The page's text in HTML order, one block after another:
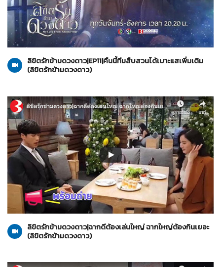
23-10-2562
ลิขิตรักข้ามดวงดาว
ลิขิตรักข้ามดวงดาว|EP11|คืนนี้ทีมสืบสวนได้เบาะแสเพิ่มเติม
(ลิขิตรักข้ามดวงดาว)
23-10-2562
ลิขิตรักข้ามดวงดาว
ลิขิตรักข้ามดวงดาว|ฉากดีต้องเล่นใหญ่ ฉากใหญ่ต้องกินเยอะ
(ลิขิตรักข้ามดวงดาว)